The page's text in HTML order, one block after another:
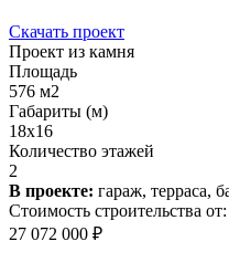
Скачать проект
Проект из камня
Площадь
576 м2
Габариты (м)
18x16
Количество этажей
2
В проекте: гараж, терраса,
Стоимость строительства от:
27 072 000 ₽